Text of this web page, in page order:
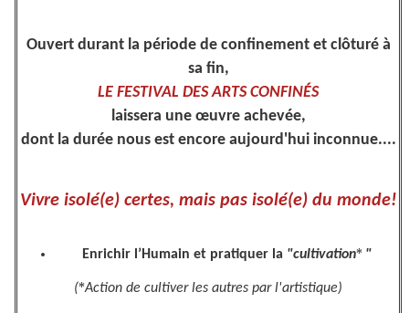
Ouvert durant la période de confinement et clôturé à
sa fin,
LE FESTIVAL DES ARTS CONFINÉS
laissera une œuvre achevée,
dont la durée nous est encore aujourd'hui inconnue....
Vivre isolé(e) certes, mais pas isolé(e) du monde!
Enrichir l’Humain et pratiquer la "cultivation* "
(*Action de cultiver les autres par l'artistique)